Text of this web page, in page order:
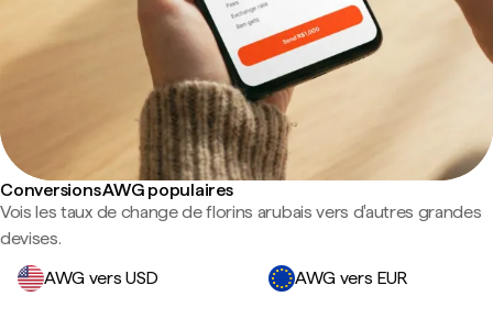
Conversions AWG populaires
Vois les taux de change de florins arubais vers d'autres grandes
devises.
AWG vers USD
AWG vers EUR